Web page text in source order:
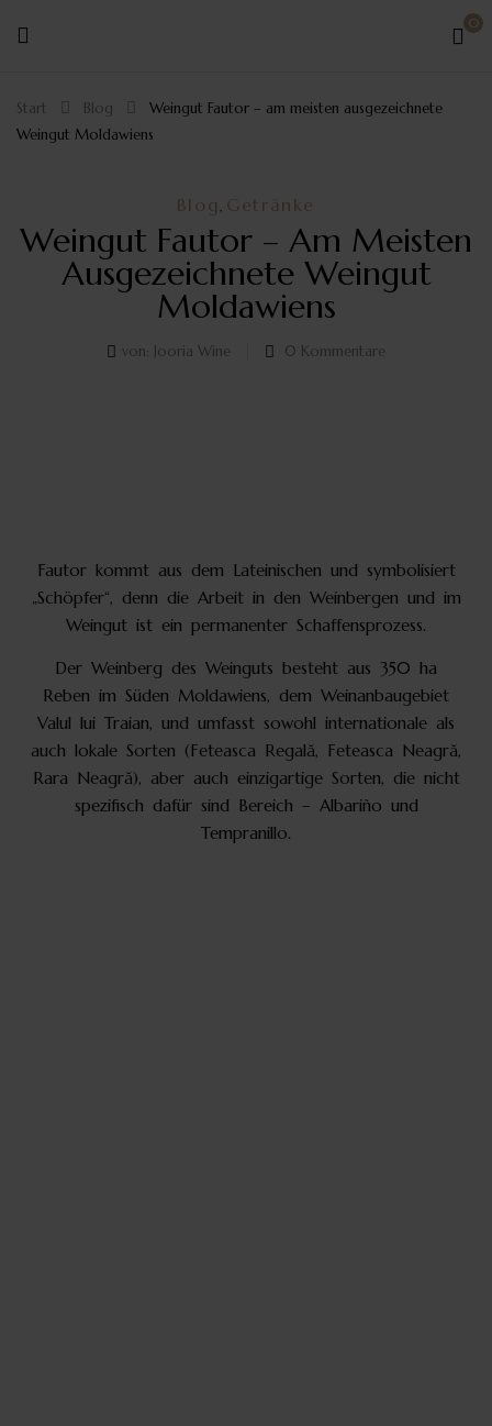
0
Start Blog
Weingut Fautor – am meisten ausgezeichnete
Weingut Moldawiens
Blog Getränke
Weingut Fautor – Am Meisten
Ausgezeichnete Weingut
Moldawiens
von: Jooria Wine 0 Kommentare
Fautor kommt aus dem Lateinischen und symbolisiert
„Schöpfer“, denn die Arbeit in den Weinbergen und im
Weingut ist ein permanenter Schaffensprozess.
Der Weinberg des Weinguts besteht aus 350 ha
Reben im Süden Moldawiens, dem Weinanbaugebiet
Valul lui Traian, und umfasst sowohl internationale als
auch lokale Sorten (Feteasca Regală, Feteasca Neagră,
Rara Neagră), aber auch einzigartige Sorten, die nicht
spezifisch dafür sind Bereich – Albariño und
Tempranillo.